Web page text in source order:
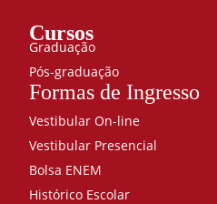
Cursos
Graduação
Pós-graduação
Formas de Ingresso
Vestibular On-line
Vestibular Presencial
Bolsa ENEM
Histórico Escolar